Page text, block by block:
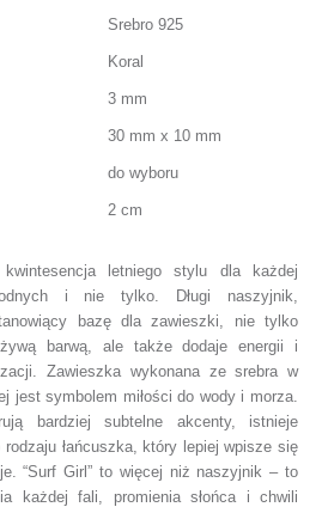
Srebro 925
Koral
3 mm
30 mm x 10 mm
do wyboru
2 cm
letniego stylu dla każdej
i nie tylko. Długi naszyjnik,
bazę dla zawieszki, nie tylko
barwą,
ale także dodaje energii i
Zawieszka wykonana ze srebraw
jest symbolem miłości do wody i morza.
bardziej subtelne akcenty, istnieje
łańcuszka, który lepiej wpisze się
“Surf Girl” to więcej niż naszyjnik – to
każdej fali, promienia słońca i chwili